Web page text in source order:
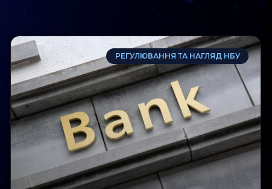
РЕГУЛЮВАННЯ ТА НАГЛЯД НБУ